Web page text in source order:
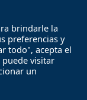
privacidad
Mapa web
brindarle la
preferencias y
todo", acepta el
puede visitar
un